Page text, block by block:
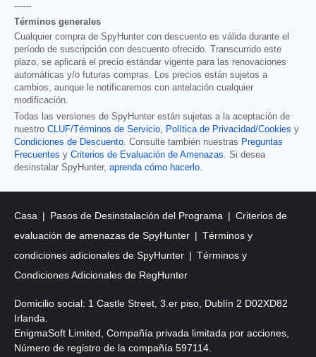
------
Términos generales
Cualquier compra de SpyHunter con descuento es válida durante el
período de suscripción con descuento ofrecido. Transcurrido este
plazo, se aplicará el precio estándar vigente para las renovaciones
automáticas y/o futuras compras. Los precios están sujetos a
cambios, aunque le notificaremos con antelación cualquier
modificación.
Todas las versiones de SpyHunter están sujetas a la aceptación de
nuestro CLUF/Términos de Servicio Política de Privacidad/Cookies y
Condiciones de Descuento . Consulte también nuestras Preguntas
Frecuentes y Criterios de Evaluación de Amenazas . Si desea
desinstalar SpyHunter, aprenda cómo hacerlo
Casa Pasos de Desinstalación del Programa
Criterios de
evaluación de amenazas de SpyHunter
Términos y
condiciones adicionales de SpyHunter
Términos y
Condiciones Adicionales de RegHunter
Domicilio social: 1 Castle Street, 3.er piso, Dublín 2 D02XD82
Irlanda.
EnigmaSoft Limited, Compañía privada limitada por acciones,
Número de registro de la compañía 597114.